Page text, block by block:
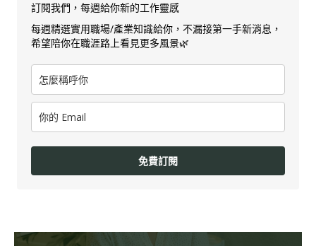
訂閱我們，每週給你新的工作靈感
每週精選實用職場/產業知識給你，不漏接第一手新消息，
希望陪你在職涯路上看見更多風景🌿
免費訂閱